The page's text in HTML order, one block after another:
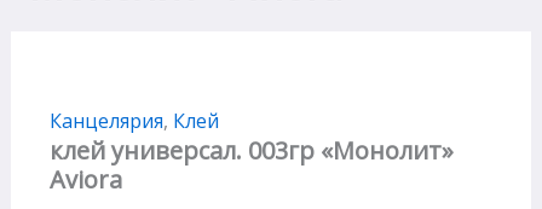
Канцелярия, Клей
клей универсал. 003гр «Монолит»
Aviora